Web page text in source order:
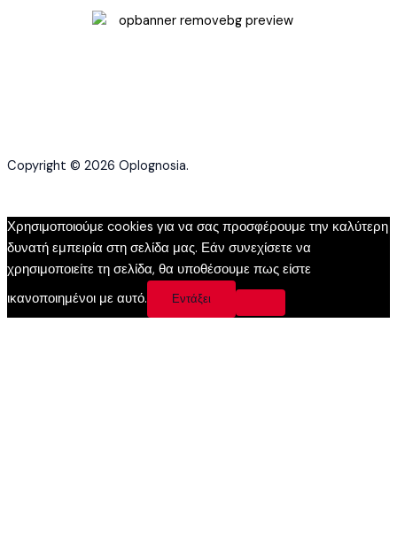
Copyright © 2026 Oplognosia.
Χρησιμοποιούμε cookies για να σας προσφέρουμε την καλύτερη
δυνατή εμπειρία στη σελίδα μας. Εάν συνεχίσετε να
χρησιμοποιείτε τη σελίδα, θα υποθέσουμε πως είστε
ικανοποιημένοι με αυτό.
Εντάξει